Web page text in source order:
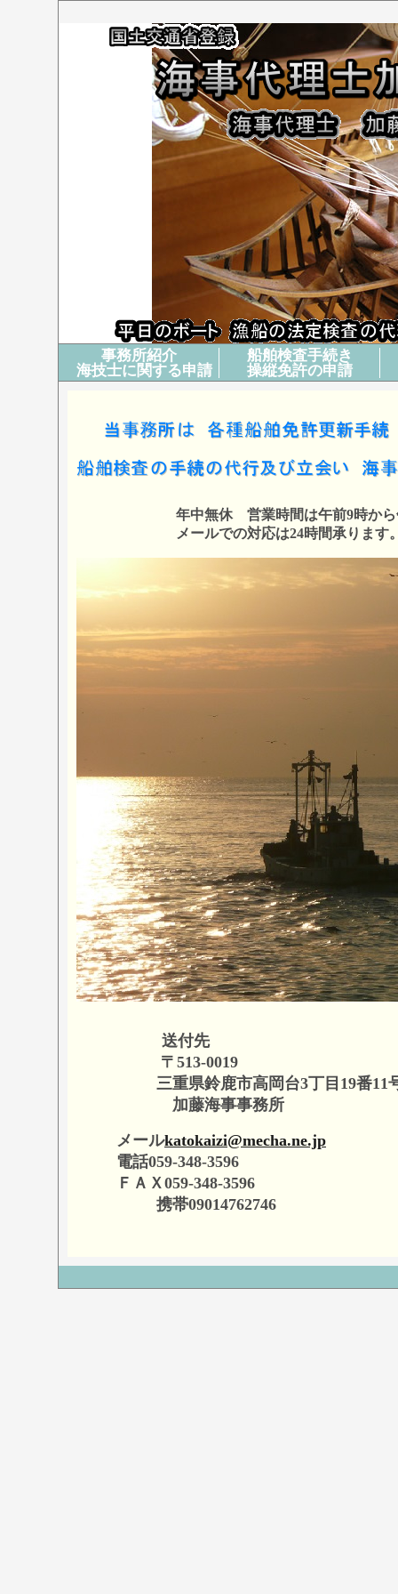
事務所紹介
船舶検査手続き
海技士に関する申請
操縦免許の申請
年中無休 営業時間は午前9時から午後
メールでの対応は24時間承ります
送付先
〒513-0019
三重県鈴鹿市高岡台3丁目19番11
加藤海事事務所
メールkatokaizi@mecha.ne.jp
電話059-348-3596
ＦＡＸ059-348-3596
携帯09014762746